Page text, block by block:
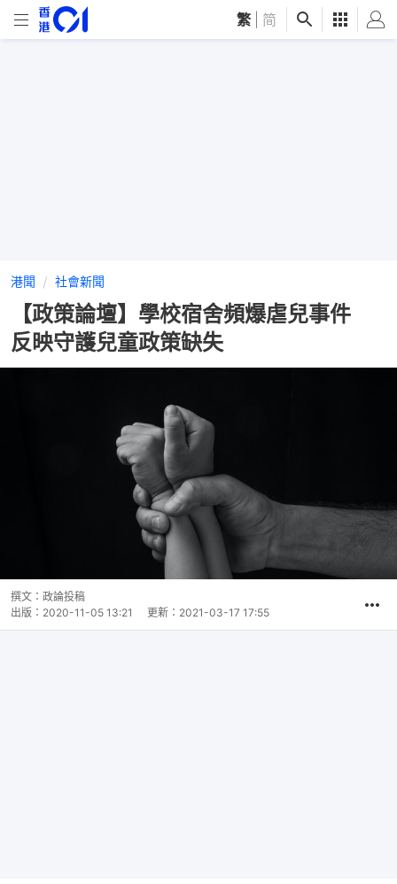
繁 简
港聞 社會新聞
【政策論壇】學校宿舍頻爆虐兒事件
反映守護兒童政策缺失
撰文： 政論投稿
出版： 2020-11-05 13:21 更新： 2021-03-17 17:55